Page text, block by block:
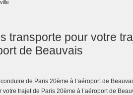
transporte pour votre
de Beauvais
de Paris 20ème à l’aéroport de
votre trajet de Paris 20ème à l’aéroport de